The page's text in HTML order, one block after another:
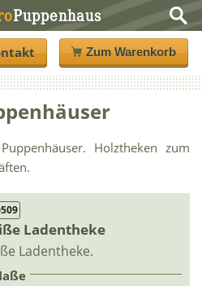
Puppenhaus
Zum Warenkorb
Holztheken zum
Ladentheke
Ladentheke.